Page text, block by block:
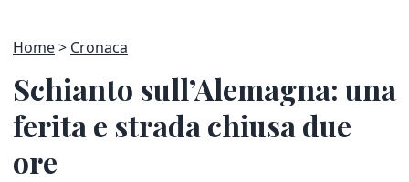
Home Cronaca
Schianto sull’Alemagna: una
ferita e strada chiusa due
ore